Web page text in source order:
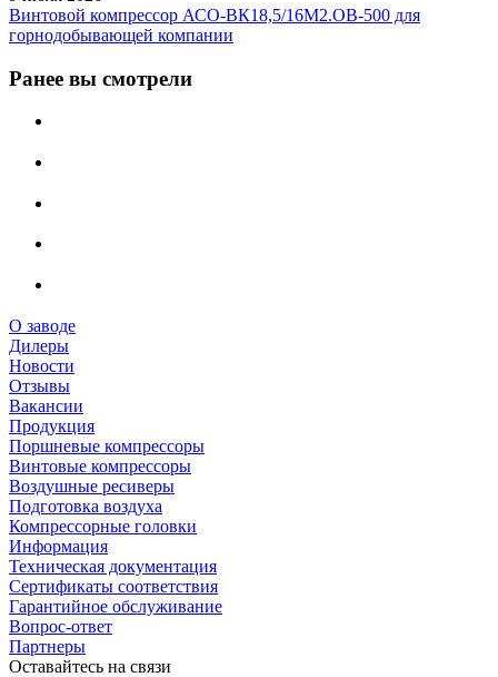
Винтовой компрессор АСО-ВК18,5/16М2.ОВ-500 для
горнодобывающей компании
Ранее вы смотрели
О заводе
Дилеры
Новости
Отзывы
Вакансии
Продукция
Поршневые компрессоры
Винтовые компрессоры
Воздушные ресиверы
Подготовка воздуха
Компрессорные головки
Информация
Техническая документация
Сертификаты соответствия
Гарантийное обслуживание
Вопрос-ответ
Партнеры
Оставайтесь на связи